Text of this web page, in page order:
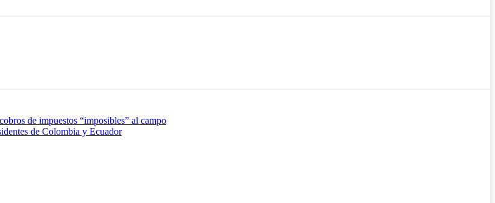
de impuestos “imposibles” al campo
de Colombia y Ecuador